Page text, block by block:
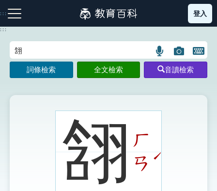
到
主
:::
注音索引圖示 筆畫索引圖示 部首索引表圖示
登入
:::
語
言
搜
示
圖
片
搜
開
鍵
圖
詞條檢索 全文檢索 音讀檢索
䎏ㄏ
ㄢˊ